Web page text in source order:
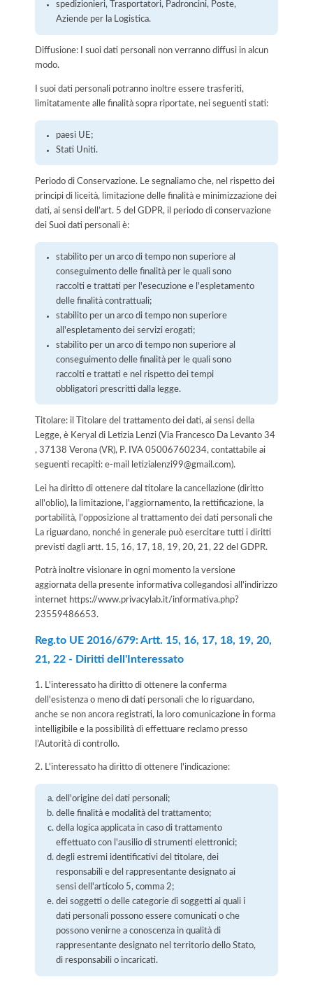
spedizionieri, Trasportatori, Padroncini, Poste,
Aziende per la Logistica.
Diffusione: I suoi dati personali non verranno diffusi in alcun
modo.
I suoi dati personali potranno inoltre essere trasferiti,
limitatamente alle finalità sopra riportate, nei seguenti stati:
paesi UE;
Stati Uniti.
Periodo di Conservazione. Le segnaliamo che, nel rispetto dei
principi di liceità, limitazione delle finalità e minimizzazione dei
dati, ai sensi dell’art. 5 del GDPR, il periodo di conservazione
dei Suoi dati personali è:
stabilito per un arco di tempo non superiore al
conseguimento delle finalità per le quali sono
raccolti e trattati per l'esecuzione e l'espletamento
delle finalità contrattuali;
stabilito per un arco di tempo non superiore
all'espletamento dei servizi erogati;
stabilito per un arco di tempo non superiore al
conseguimento delle finalità per le quali sono
raccolti e trattati e nel rispetto dei tempi
obbligatori prescritti dalla legge.
Titolare: il Titolare del trattamento dei dati, ai sensi della
Legge, è Keryal di Letizia Lenzi (Via Francesco Da Levanto 34
, 37138 Verona (VR), P. IVA 05006760234, contattabile ai
seguenti recapiti: e-mail letizialenzi99@gmail.com).
Lei ha diritto di ottenere dal titolare la cancellazione (diritto
all'oblio), la limitazione, l'aggiornamento, la rettificazione, la
portabilità, l'opposizione al trattamento dei dati personali che
La riguardano, nonché in generale può esercitare tutti i diritti
previsti dagli artt. 15, 16, 17, 18, 19, 20, 21, 22 del GDPR.
Potrà inoltre visionare in ogni momento la versione
aggiornata della presente informativa collegandosi all'indirizzo
internet https://www.privacylab.it/informativa.php?
23559486653.
Reg.to UE 2016/679: Artt. 15, 16, 17, 18, 19, 20,
21, 22 - Diritti dell'Interessato
1. L'interessato ha diritto di ottenere la conferma
dell'esistenza o meno di dati personali che lo riguardano,
anche se non ancora registrati, la loro comunicazione in forma
intelligibile e la possibilità di effettuare reclamo presso
l’Autorità di controllo.
2. L'interessato ha diritto di ottenere l'indicazione:
dell'origine dei dati personali;
delle finalità e modalità del trattamento;
della logica applicata in caso di trattamento
effettuato con l'ausilio di strumenti elettronici;
degli estremi identificativi del titolare, dei
responsabili e del rappresentante designato ai
sensi dell'articolo 5, comma 2;
dei soggetti o delle categorie di soggetti ai quali i
dati personali possono essere comunicati o che
possono venirne a conoscenza in qualità di
rappresentante designato nel territorio dello Stato,
di responsabili o incaricati.